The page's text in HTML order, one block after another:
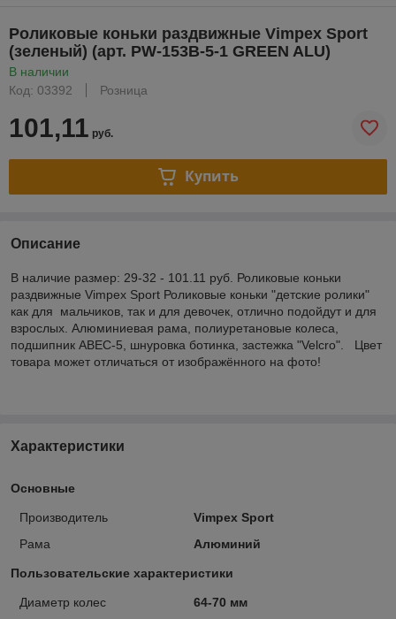
Роликовые коньки раздвижные Vimpex Sport
(зеленый) (арт. PW-153B-5-1 GREEN ALU)
В наличии
Код: 03392
Розница
101,11 руб.
Купить
Описание
В наличие размер: 29-32 - 101.11 руб. Роликовые коньки
раздвижные Vimpex Sport Роликовые коньки "детские ролики"
как для мальчиков, так и для девочек, отлично подойдут и для
взрослых. Алюминиевая рама, полиуретановые колеса,
подшипник ABEC-5, шнуровка ботинка, застежка "Velcro". Цвет
товара может отличаться от изображённого на фото!
Характеристики
Основные
Производитель
Vimpex Sport
Рама
Алюминий
Пользовательские характеристики
Диаметр колес
64-70 мм